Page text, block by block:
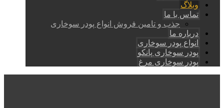
وبلاگ
تماس با ما
جذب و تامین فروش انواع پودر سوخاری
درباره ما
انواع پودر سوخاری
پودر سوخاری پانکو
پودر سوخاری مرغ